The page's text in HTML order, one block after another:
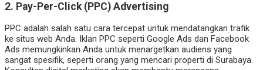
2. Pay-Per-Click (PPC) Advertising
PPC adalah salah satu cara tercepat untuk mendatangkan trafik
ke situs web Anda. Iklan PPC seperti Google Ads dan Facebook
Ads memungkinkan Anda untuk menargetkan audiens yang
sangat spesifik, seperti orang yang mencari properti di Surabaya.